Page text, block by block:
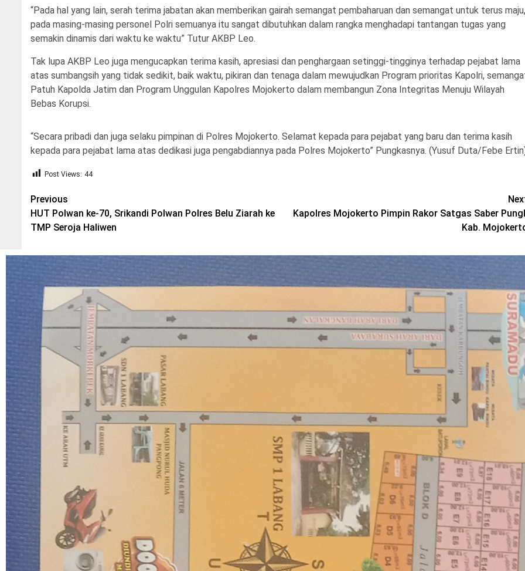
“Pada hal yang lain, serah terima jabatan akan memberikan gairah semangat pembaharuan dan semangat untuk terus maju,
pada masing-masing personel Polri semuanya itu sangat dibutuhkan dalam rangka menghadapi tantangan tugas yang
semakin dinamis dari waktu ke waktu” Tutur AKBP Leo.
Tak lupa AKBP Leo juga mengucapkan terima kasih, apresiasi dan penghargaan setinggi-tingginya terhadap pejabat lama
atas sumbangsih yang tidak sedikit, baik waktu, pikiran dan tenaga dalam mewujudkan Program prioritas Kapolri,
Patuh Kapolda Jatim dan Program Unggulan Kapolres Mojokerto dalam membangun Zona Integritas Menuju Wilayah
Bebas Korupsi.
“Secara pribadi dan juga selaku pimpinan di Polres Mojokerto. Selamat kepada para pejabat yang baru dan terima kasih
kepada para pejabat lama atas dedikasi juga pengabdiannya pada Polres Mojokerto” Pungkasnya. (Yusuf Duta/Febe
Post Views: 44
Post
navigation
Previous
HUT Polwan ke-70, Srikandi Polwan Polres Belu Ziarah ke
TMP Seroja Haliwen
Kapolres Mojokerto Pimpin Rakor Satgas Saber
Kab.